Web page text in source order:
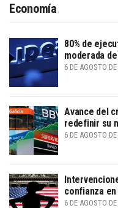
Economía
80% de
moderada
6 DE AGOSTO
Avance del
redefinir su
6 DE AGOSTO
confianza en
6 DE AGOSTO